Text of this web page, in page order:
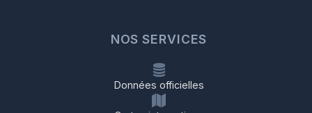
NOS SERVICES
Données officielles